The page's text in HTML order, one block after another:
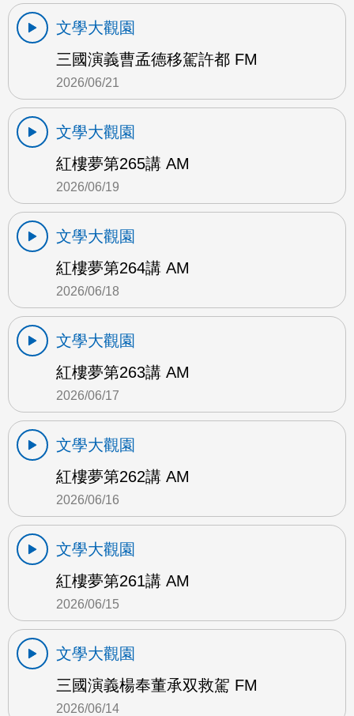
文學大觀園
三國演義曹孟德移駕許都 FM
2026/06/21
文學大觀園
紅樓夢第265講 AM
2026/06/19
文學大觀園
紅樓夢第264講 AM
2026/06/18
文學大觀園
紅樓夢第263講 AM
2026/06/17
文學大觀園
紅樓夢第262講 AM
2026/06/16
文學大觀園
紅樓夢第261講 AM
2026/06/15
文學大觀園
三國演義楊奉董承双救駕 FM
2026/06/14